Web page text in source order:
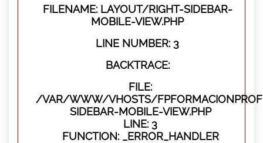
FILENAME: LAYOUT/RIGHT-SIDEBAR-
MOBILE-VIEW.PHP
LINE NUMBER: 3
BACKTRACE:
FILE:
/VAR/WWW/VHOSTS/
SIDEBAR-MOBILE-VIEW.PHP
LINE: 3
FUNCTION: _ERROR_HANDLER